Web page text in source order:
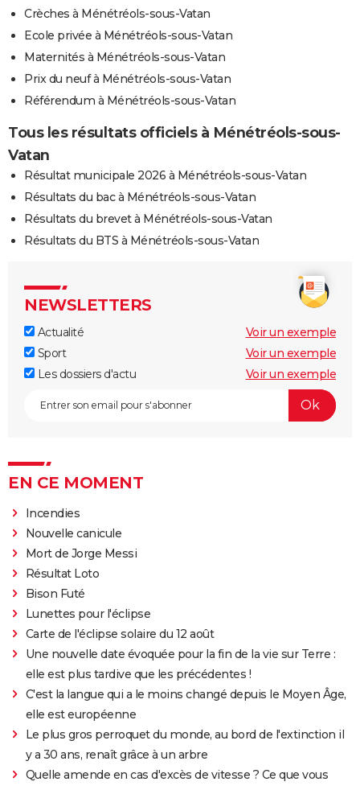
Crèches à Ménétréols-sous-Vatan
Ecole privée à Ménétréols-sous-Vatan
Maternités à Ménétréols-sous-Vatan
Prix du neuf à Ménétréols-sous-Vatan
Référendum à Ménétréols-sous-Vatan
Tous les résultats officiels à Ménétréols-sous-
Vatan
Résultat municipale 2026 à Ménétréols-sous-Vatan
Résultats du bac à Ménétréols-sous-Vatan
Résultats du brevet à Ménétréols-sous-Vatan
Résultats du BTS à Ménétréols-sous-Vatan
NEWSLETTERS
Actualité
Voir un exemple
Sport
Voir un exemple
Les dossiers d'actu
Voir un exemple
EN CE MOMENT
Incendies
Nouvelle canicule
Mort de Jorge Messi
Résultat Loto
Bison Futé
Lunettes pour l'éclipse
Carte de l'éclipse solaire du 12 août
Une nouvelle date évoquée pour la fin de la vie sur Terre :
elle est plus tardive que les précédentes !
C'est la langue qui a le moins changé depuis le Moyen Âge,
elle est européenne
Le plus gros perroquet du monde, au bord de l'extinction il
y a 30 ans, renaît grâce à un arbre
Quelle amende en cas d'excès de vitesse ? Ce que vous